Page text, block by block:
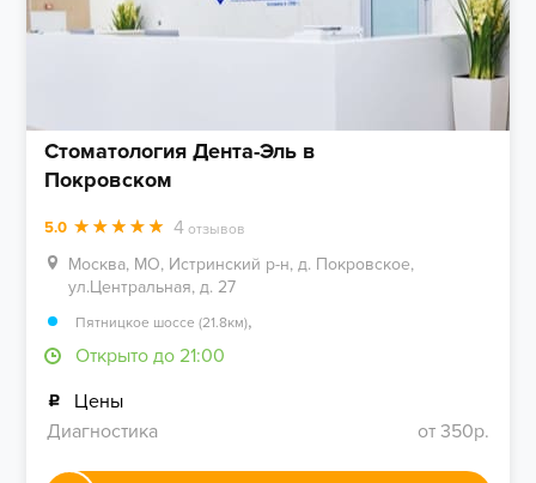
Стоматология Дента-Эль в
Покровском
5.0 4 отзывов
Москва, МО, Истринский р-н, д. Покровское,
ул.Центральная, д. 27
Пятницкое шоссе (21.8км),
Открыто до 21:00
Цены
Диагностика
от 350р.